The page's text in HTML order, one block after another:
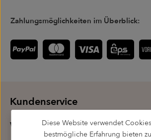
Zahlungsmöglichkeiten im Überblick:
Kundenservice
Wissenswertes
Diese Website verwendet
bestmögliche Erfahrung bieten